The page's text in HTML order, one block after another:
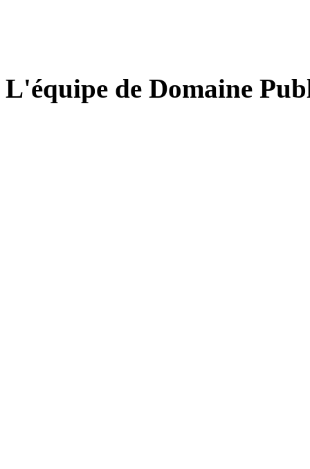
L'équipe de Domaine